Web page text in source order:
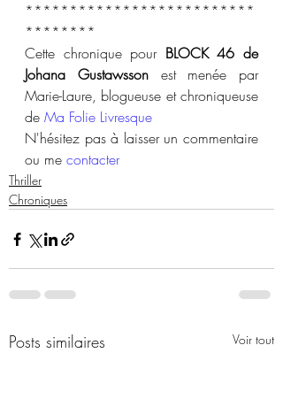
**************************
********
Cette chronique pour BLOCK 46 de
Johana Gustawsson est menée par
Marie-Laure, blogueuse et chroniqueuse
de Ma Folie Livresque
N'hésitez pas à laisser un commentaire
ou me contacter
Thriller
Chroniques
Posts similaires Voir tout